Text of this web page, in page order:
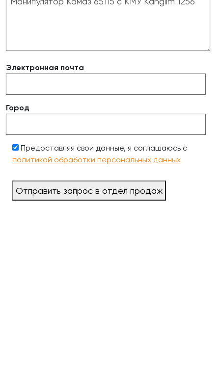
Электронная почта
Город
Предоставляя свои данные, я соглашаюсь с
политикой обработки персональных данных
Отправить запрос в отдел продаж